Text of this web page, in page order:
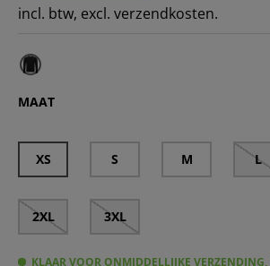
incl. btw, excl. verzendkosten.
MAAT
XS S M L
2XL 3XL
KLAAR VOOR ONMIDDELLIJKE VERZENDING,